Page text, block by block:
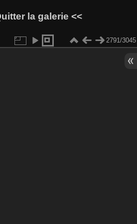
la galerie <<
2791/3045